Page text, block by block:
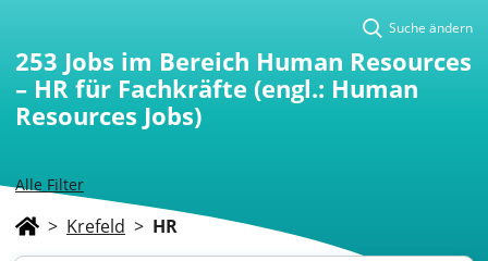
Alle Filter
Suche ändern
253 Jobs im Bereich Human Resources
– HR für Fachkräfte (engl.: Human
Resources Jobs)
> Krefeld > HR